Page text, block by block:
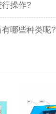
操作?
哪些种类呢?